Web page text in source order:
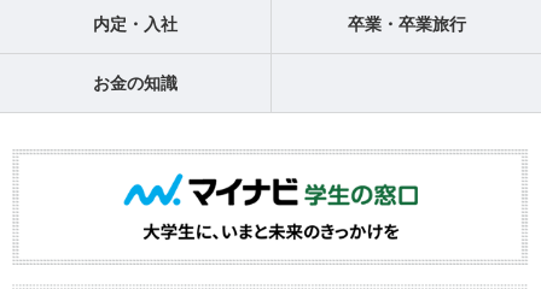
内定・入社 卒業・卒業旅行
お金の知識